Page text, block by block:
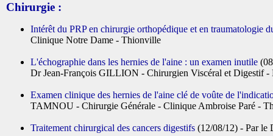
Chirurgie :
Intérêt du PRP en chirurgie orthopédique et en traumatologie
Clinique Notre Dame - Thionville
L'échographie dans les hernies de l'aine : un examen inutile
Dr Jean-François GILLION - Chirurgien Viscéral et Digestif
Examen clinique des hernies de l'aine clé de voûte de
TAMNOU - Chirurgie Générale - Clinique Ambroise Paré -
Traitement chirurgical des cancers digestifs (12/08/12) - Par